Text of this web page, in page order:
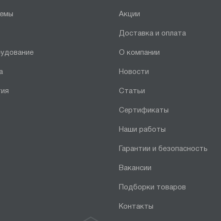
Акции
Доставка и оплата
О компании
Новости
Статьи
Сертификаты
Наши работы
Гарантии и безопасность
Вакансии
Подборки товаров
Контакты